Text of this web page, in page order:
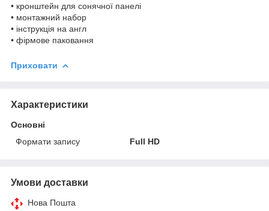
• кронштейн для сонячної панелі
• монтажний набор
• інструкція на англ
• фірмове паковання
Приховати
Характеристики
Основні
Формати запису
Full HD
Умови доставки
Нова Пошта